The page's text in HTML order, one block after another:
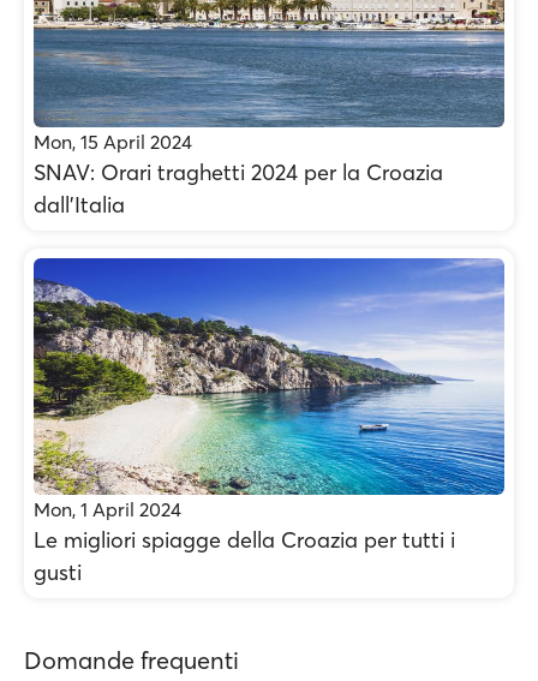
Mon, 15 April 2024
SNAV: Orari traghetti 2024 per la Croazia
dall'Italia
Mon, 1 April 2024
Le migliori spiagge della Croazia per tutti i
gusti
Domande frequenti